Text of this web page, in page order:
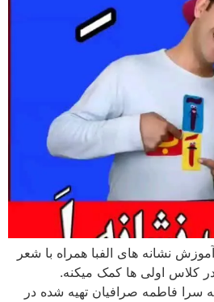
نشانه های الفبا همراه با شعر
کلاس اولی ها کمک میکنه.
فاطمه صرافیان تهیه شده در